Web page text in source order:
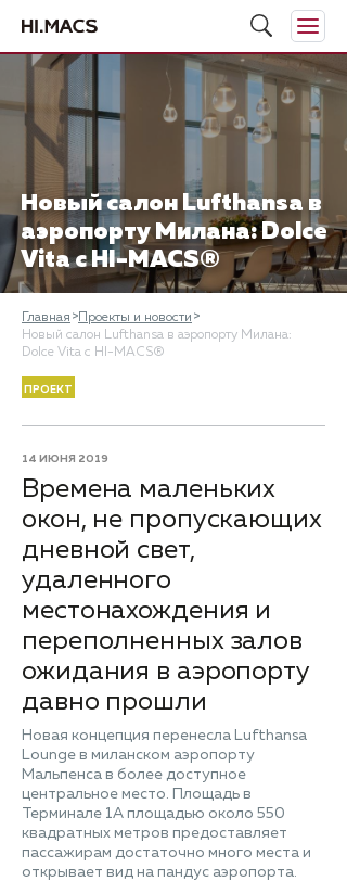
Новый салон Lufthansa в
аэропорту Милана: Dolce
Vita с HI-MACS®
Главная
Проекты и новости
Новый салон Lufthansa в аэропорту Милана:
Dolce Vita с HI-MACS®
ПРОЕКТ
14 ИЮНЯ 2019
Времена маленьких
окон, не пропускающих
дневной свет,
удаленного
местонахождения и
переполненных залов
ожидания в аэропорту
давно прошли
Новая концепция перенесла Lufthansa
Lounge в миланском аэропорту
Мальпенса в более доступное
центральное место. Площадь в
Терминале 1А площадью около 550
квадратных метров предоставляет
пассажирам достаточно много места и
открывает вид на пандус аэропорта.